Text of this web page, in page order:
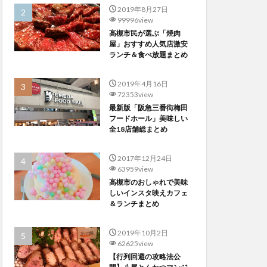
2019年8月27日
99996view
高槻市民が選ぶ「焼肉
屋」おすすめ人気店激安
ランチ＆食べ放題まとめ
2019年4月16日
72353view
最新版「阪急三番街梅田
フードホール」美味しい
全18店舗総まとめ
2017年12月24日
63959view
高槻市のおしゃれで美味
しいインスタ映えカフェ
＆ランチまとめ
2019年10月2日
62625view
【行列回避の攻略法公